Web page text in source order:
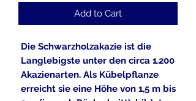
Add to Cart
Die Schwarzholzakazie ist die
Langlebigste unter den circa 1.200
Akazienarten. Als Kübelpflanze
erreicht sie eine Höhe von 1,5 m bis